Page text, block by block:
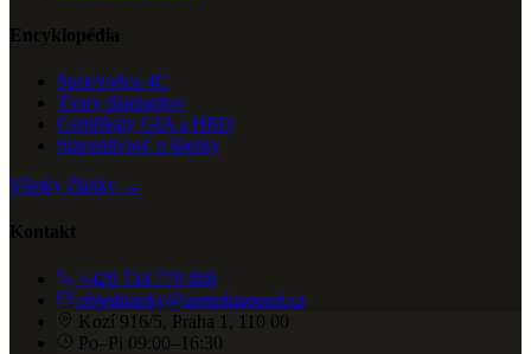
Encyklopédia
Sprievodca 4C
Tvary diamantov
Certifikáty GIA a HRD
Starostlivosť o šperky
Všetky články →
Kontakt
+420 734 770 000
objednavky@aretediamond.cz
Kozí 916/5, Praha 1, 110 00
Po–Pi 09:00–16:30